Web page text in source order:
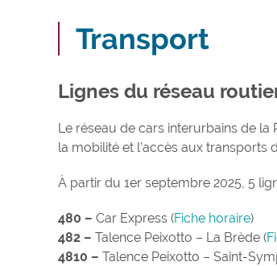
Transport
Lignes du réseau
Le réseau de cars interurbains de
la mobilité et l’accès aux transports
À partir du 1er septembre 2025, 5
480 – Car Express (Fiche horaire)
482 – Talence Peixotto – La Brède (
4810 – Talence Peixotto – Saint-